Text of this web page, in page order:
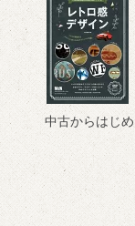
中古からはじ